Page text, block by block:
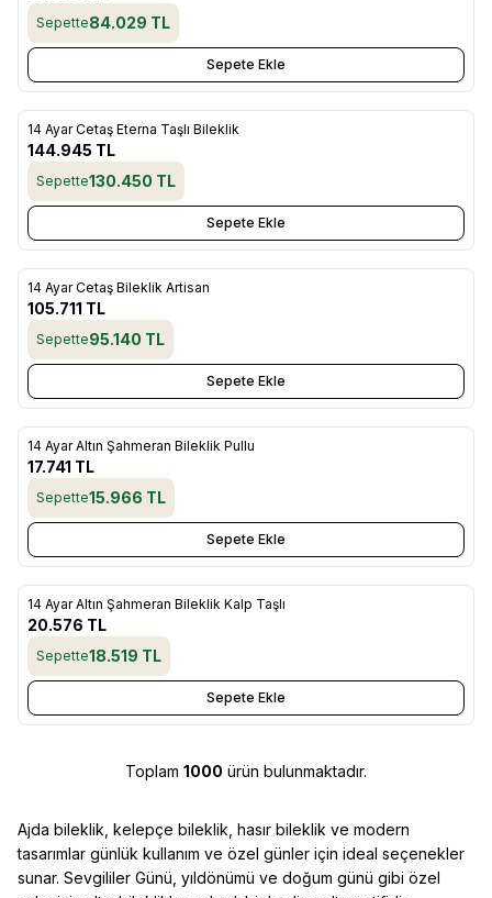
Sepette84.029 TL
Sepete Ekle
Yeni
Favorilere Ekle
14 Ayar Cetaş Eterna Taşlı Bileklik
144.945 TL
Sepette130.450 TL
Sepete Ekle
Yeni
Favorilere Ekle
14 Ayar Cetaş Bileklik Artisan
105.711 TL
Sepette95.140 TL
Sepete Ekle
Yeni
Favorilere Ekle
14 Ayar Altın Şahmeran Bileklik Pullu
17.741 TL
Sepette15.966 TL
Sepete Ekle
Yeni
Favorilere Ekle
14 Ayar Altın Şahmeran Bileklik Kalp Taşlı
20.576 TL
Sepette18.519 TL
Sepete Ekle
Toplam 1000 ürün bulunmaktadır.
Ajda bileklik, kelepçe bileklik, hasır bileklik ve modern
tasarımlar günlük kullanım ve özel günler için ideal seçenekler
sunar. Sevgililer Günü, yıldönümü ve doğum günü gibi özel